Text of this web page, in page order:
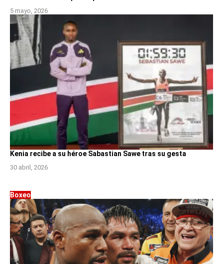
5 mayo, 2026
Kenia recibe a su héroe Sabastian Sawe tras su gesta
30 abril, 2026
Boxeo